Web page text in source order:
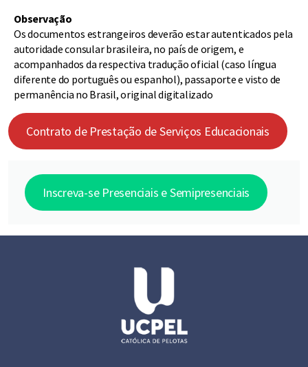
Observação
Os documentos estrangeiros deverão estar autenticados pela
autoridade consular brasileira, no país de origem, e
acompanhados da respectiva tradução oficial (caso língua
diferente do português ou espanhol), passaporte e visto de
permanência no Brasil, original digitalizado
Contrato de Prestação de Serviços Educacionais
Inscreva-se Presenciais e Semipresenciais